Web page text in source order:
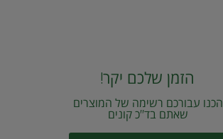
הזמן שלכם יקר!
הכנו עבורכם רשימה של המוצרים
שאתם בד"כ קונים